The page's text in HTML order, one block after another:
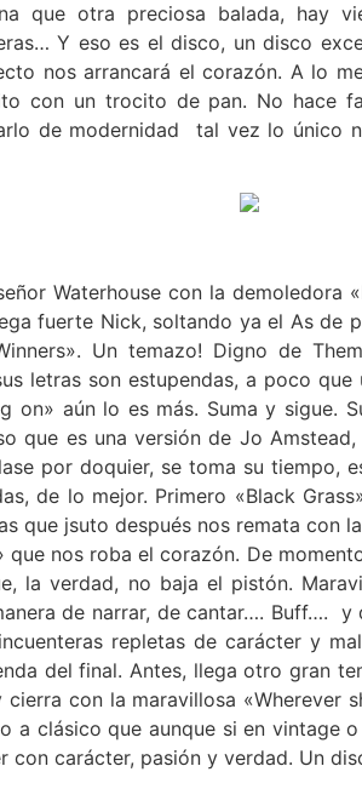
que otra preciosa balada, hay
Y eso es el disco, un disco
nos arrancará el corazón. A lo
con un trocito de pan. No hace
de modernidad tal vez lo único
Waterhouse con la demoledora
fuerte Nick, soltando ya el As de
Un temazo! Digno de
letras son estupendas, a poco
on» aún lo es más. Suma y sigue.
que es una versión de Jo
por doquier, se toma su tiempo,
de lo mejor. Primero «Black
que jsuto después nos remata con
que nos roba el corazón. De
la verdad, no baja el pistón.
de narrar, de cantar…. Buff…. y
repletas de carácter y
del final. Antes, llega otro gran
con la maravillosa «Wherever
a clásico que aunque si en vintage
con carácter, pasión y verdad. Un